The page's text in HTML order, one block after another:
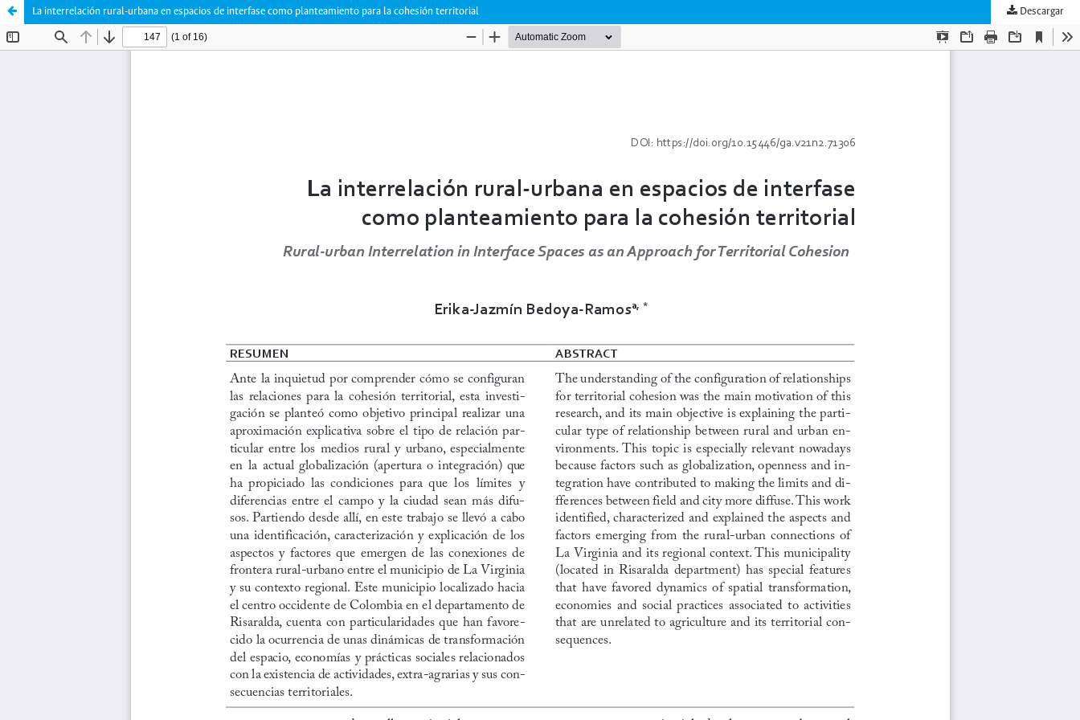
La interrelación rural-urbana en espacios de interfase como planteamiento para la cohesión territorial Descargar